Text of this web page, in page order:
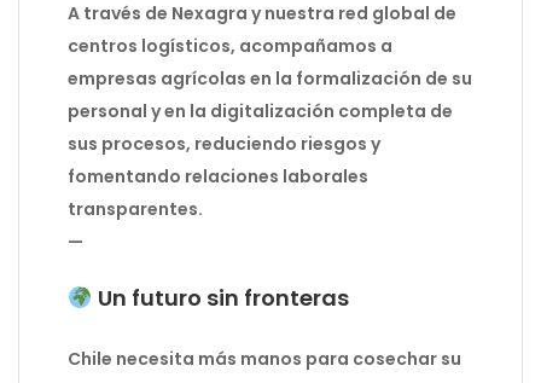
A través de Nexagra y nuestra red global de
centros logísticos, acompañamos a
empresas agrícolas en la formalización de su
personal y en la digitalización completa de
sus procesos, reduciendo riesgos y
fomentando relaciones laborales
transparentes.
—
Un futuro sin fronteras
Chile necesita más manos para cosechar su